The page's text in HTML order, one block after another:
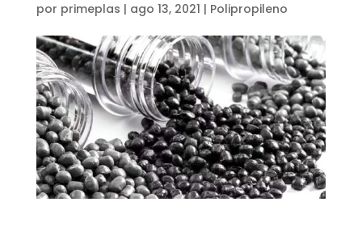
por primeplas | ago 13, 2021 | Polipropileno